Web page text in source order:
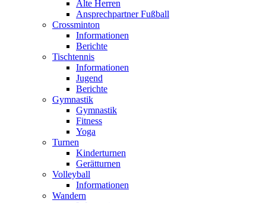
Alte Herren
Ansprechpartner Fußball
Crossminton
Informationen
Berichte
Tischtennis
Informationen
Jugend
Berichte
Gymnastik
Gymnastik
Fitness
Yoga
Turnen
Kinderturnen
Gerätturnen
Volleyball
Informationen
Wandern